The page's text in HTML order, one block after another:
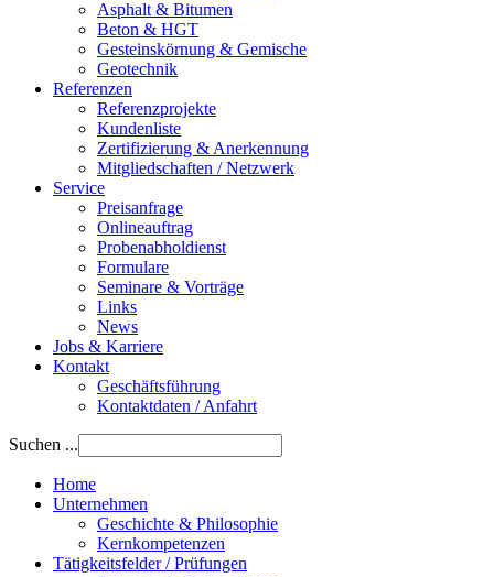
Asphalt & Bitumen
Beton & HGT
Gesteinskörnung & Gemische
Geotechnik
Referenzen
Referenzprojekte
Kundenliste
Zertifizierung & Anerkennung
Mitgliedschaften / Netzwerk
Service
Preisanfrage
Onlineauftrag
Probenabholdienst
Formulare
Seminare & Vorträge
Links
News
Jobs & Karriere
Kontakt
Geschäftsführung
Kontaktdaten / Anfahrt
Suchen ...
Home
Unternehmen
Geschichte & Philosophie
Kernkompetenzen
Tätigkeitsfelder / Prüfungen